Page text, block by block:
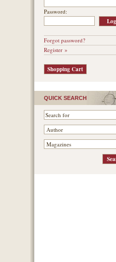
Password:
Forgot password?
Register »
QUICK SEARCH